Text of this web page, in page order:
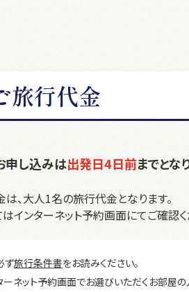
旅行代金
申し込みは出発日4日前までとな
、大人1名の旅行代金となります。
インターネット予約画面にてご確認く
ず旅行条件書をお読みください。
ネット予約画面でお選びいただくお部屋の